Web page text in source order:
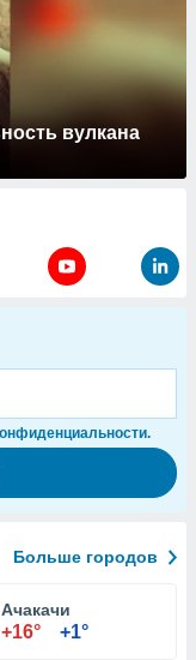
вулкана
Больше городов
Ачакачи
+16° +1°